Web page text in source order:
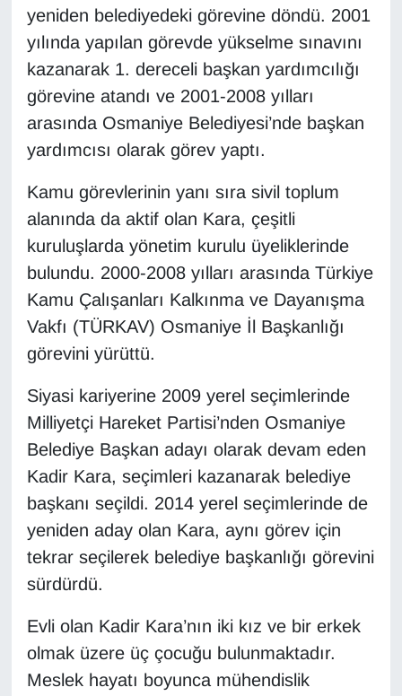
yeniden belediyedeki görevine döndü. 2001
yılında yapılan görevde yükselme sınavını
kazanarak 1. dereceli başkan yardımcılığı
görevine atandı ve 2001-2008 yılları
arasında Osmaniye Belediyesi’nde başkan
yardımcısı olarak görev yaptı.
Kamu görevlerinin yanı sıra sivil toplum
alanında da aktif olan Kara, çeşitli
kuruluşlarda yönetim kurulu üyeliklerinde
bulundu. 2000-2008 yılları arasında Türkiye
Kamu Çalışanları Kalkınma ve Dayanışma
Vakfı (TÜRKAV) Osmaniye İl Başkanlığı
görevini yürüttü.
Siyasi kariyerine 2009 yerel seçimlerinde
Milliyetçi Hareket Partisi’nden Osmaniye
Belediye Başkan adayı olarak devam eden
Kadir Kara, seçimleri kazanarak belediye
başkanı seçildi. 2014 yerel seçimlerinde de
yeniden aday olan Kara, aynı görev için
tekrar seçilerek belediye başkanlığı görevini
sürdürdü.
Evli olan Kadir Kara’nın iki kız ve bir erkek
olmak üzere üç çocuğu bulunmaktadır.
Meslek hayatı boyunca mühendislik
RÖPORTAJ
SAĞLIK
Seri İlan
Sinema - TV
SİYASET
SPOR
TEBRİK
TEKNOLOJİ
VAN'DA SPOR
Vasıta
YAŞAM
YEREL